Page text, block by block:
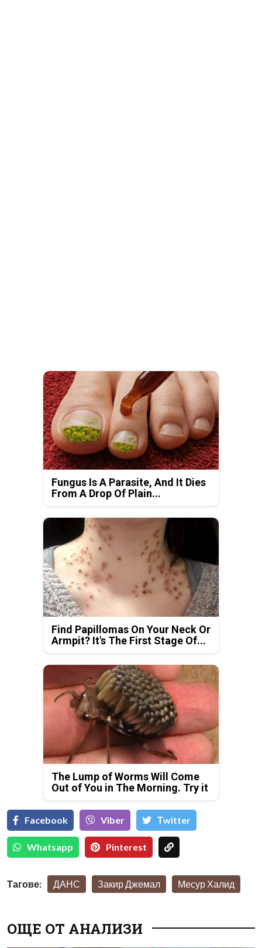
Fungus Is A Parasite, And It Dies
From A Drop Of Plain...
Find Papillomas On Your Neck Or
Armpit? It's The First Stage Of...
The Lump of Worms Will Come
Out of You in The Morning. Try it
Facebook Viber Тwitter
Whatsapp Pinterest
Тагове: ДАНС Закир Джемал Месур Халид
ОЩЕ ОТ АНАЛИЗИ